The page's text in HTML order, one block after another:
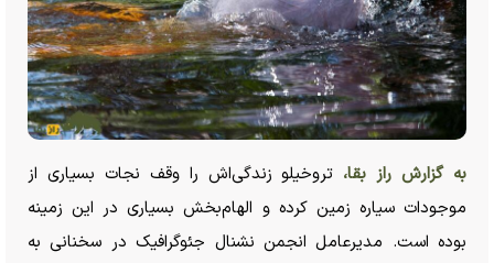
به گزارش راز بقا، تروخیلو زندگی‌اش را وقف نجات بسیاری از
موجودات سیاره زمین کرده و الهام‌بخش بسیاری در این زمینه
بوده است. مدیرعامل انجمن نشنال جئوگرافیک در سخنانی به